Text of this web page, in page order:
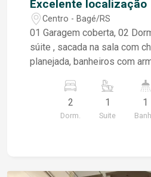
Excelente localização
Centro - Bagé/RS
01 Garagem coberta, 02
súite , sacada na sala com
planejada, banheiros com
arcondicionados,
calefator.
2
Dorm.
1
Suite
1